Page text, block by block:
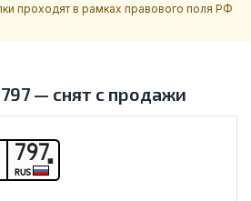
проходят в рамках правового поля РФ
— снят с продажи
797
RUS